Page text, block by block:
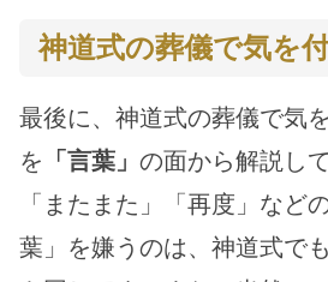
神道式の葬儀で気を
最後に、神道式の葬儀で気
を 「言葉」 の面から解説し
「またまた」「再度」など
葉」を嫌うのは、神道式で